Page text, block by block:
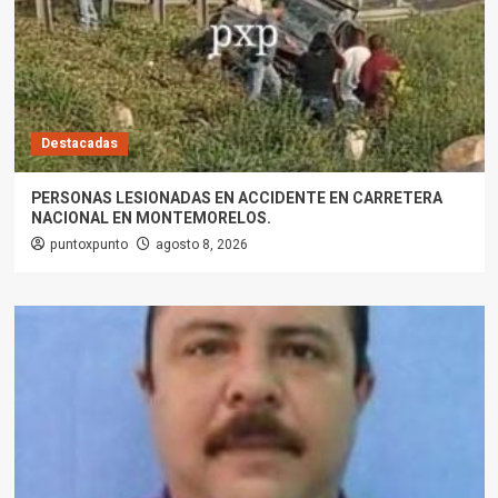
Destacadas
PERSONAS LESIONADAS EN ACCIDENTE EN CARRETERA
NACIONAL EN MONTEMORELOS.
puntoxpunto agosto 8, 2026